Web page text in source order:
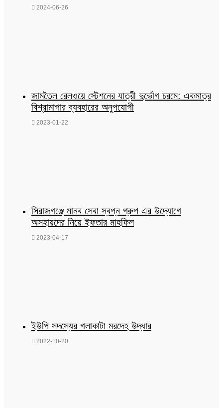
2024-06-26
জামতৈল রেলওয়ে স্টেশনের যাত্রী দুর্ভোগ চরমে: একমাত্র
বিশ্রামাগার ব্যবহারের অনুপযোগী
2023-01-22
সিরাজগঞ্জে মানব সেবা স্বপ্ন গ্রুপ এর উদ্যোগে
অসহায়দের নিয়ে ইফতার মাহফিল
2023-04-17
ইউপি সদস্যের গলাকাটা মরদেহ উদ্ধার
2022-10-20